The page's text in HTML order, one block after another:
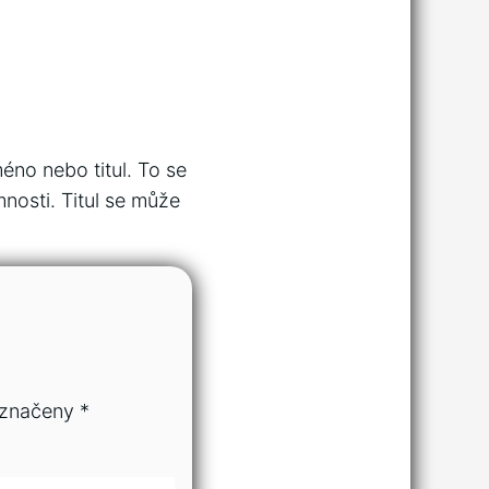
nebo titul. To se
Titul se může
*